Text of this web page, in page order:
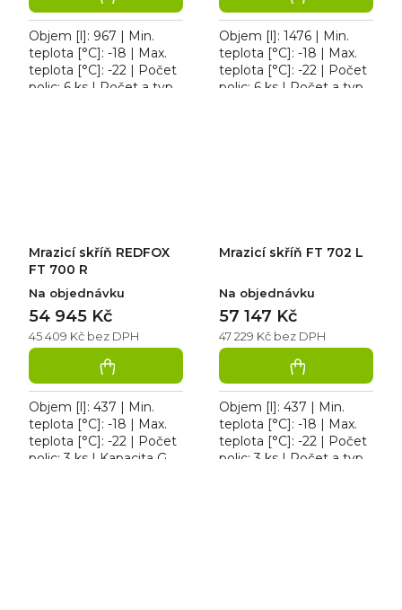
Objem [l]: 967 | Min.
teplota [°C]: -18 | Max.
teplota [°C]: -22 | Počet
polic: 6 ks | Počet a typ
Objem [l]: 1476 | Min.
teplota [°C]: -18 | Max.
teplota [°C]: -22 | Počet
polic: 6 ks | Počet a typ
Mrazicí skříň REDFOX
FT 700 R
Na objednávku
45 409 Kč bez DPH
54 945 Kč
Objem [l]: 437 | Min.
teplota [°C]: -18 | Max.
teplota [°C]: -22 | Počet
polic: 3 ks | Kapacita GN:
Mrazicí skříň FT 702 L
Na objednávku
47 229 Kč bez DPH
57 147 Kč
Objem [l]: 437 | Min.
teplota [°C]: -18 | Max.
teplota [°C]: -22 | Počet
polic: 3 ks | Počet a typ